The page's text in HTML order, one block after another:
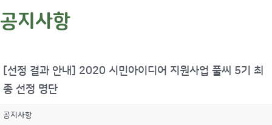
공지사항
[선정 결과 안내] 2020 시민아이디어 지원사업 풀씨 5기 최
종 선정 명단
공지사항